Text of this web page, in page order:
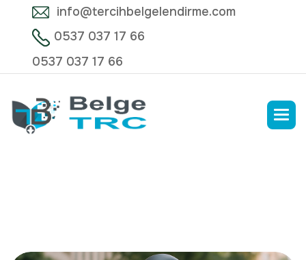
info@tercihbelgelendirme.com
0537 037 17 66
0537 037 17 66